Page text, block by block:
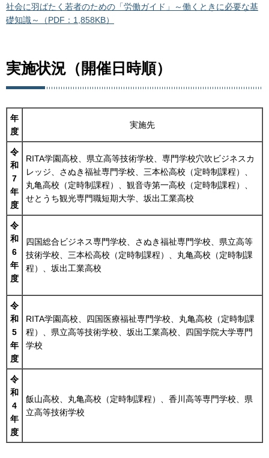
社会に羽ばたく若者のための「労働ガイド」～働くときに必要な基
礎知識～（PDF：1,858KB）
実施状況（開催日時順）
年
度
実施先
令
和
7
年
度
RITA学園高校、県立高等技術学校、専門学校穴吹ビジネスカ
レッジ、さぬき福祉専門学校、三本松高校（定時制課程）、
丸亀高校（定時制課程）、観音寺第一高校（定時制課程）、
せとうち観光専門職短期大学、坂出工業高校
令
和
6
年
度
四国総合ビジネス専門学校、さぬき福祉専門学校、県立高等
技術学校、三本松高校（定時制課程）、丸亀高校（定時制課
程）、坂出工業高校
令
和
5
年
度
RITA学園高校、四国医療福祉専門学校、丸亀高校（定時制課
程）、県立高等技術学校、坂出工業高校、四国学院大学専門
学校
令
和
4
年
度
飯山高校、丸亀高校（定時制課程）、香川高等専門学校、県
立高等技術学校